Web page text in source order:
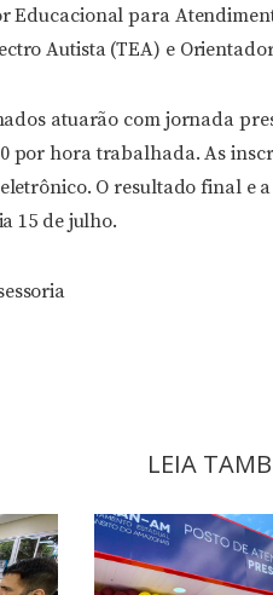
Educacional para
Autista (TEA) e
atuarão com jornada
por hora trabalhada. As
O resultado final e
15 de julho.
LEIA